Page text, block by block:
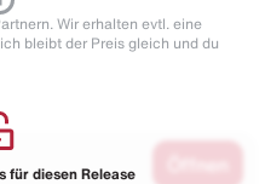
Wir erhalten evtl. eine
bleibt der Preis gleich und du
für diesen Release